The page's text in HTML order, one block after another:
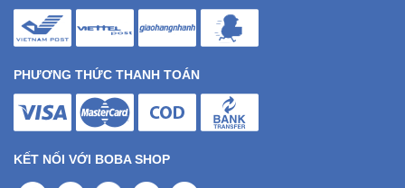
PHƯƠNG THỨC THANH TOÁN
KẾT NỐI VỚI BOBA SHOP